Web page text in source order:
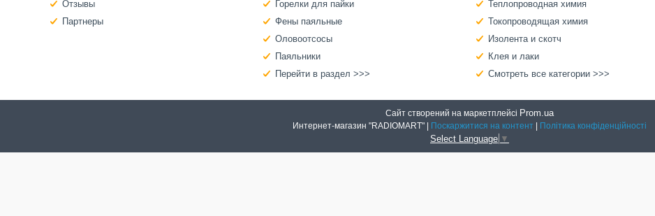
Отзывы
Партнеры
Горелки для пайки
Фены паяльные
Оловоотсосы
Паяльники
Перейти в раздел >>>
Теплопроводная химия
Токопроводящая химия
Изолента и скотч
Клея и лаки
Смотреть все категории >>>
Сайт створений на маркетплейсі Prom.ua
Поскаржитися на контент Політика конфіденційності
Select Language ▼